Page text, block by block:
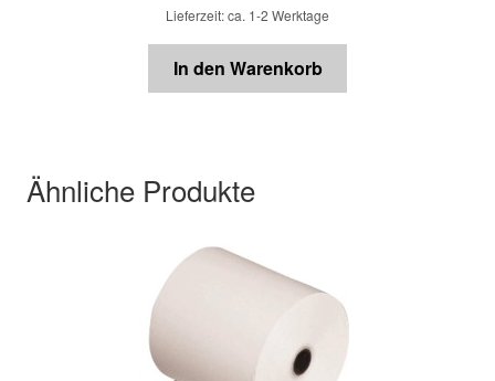
Lieferzeit: ca. 1-2 Werktage
In den Warenkorb
Ähnliche Produkte